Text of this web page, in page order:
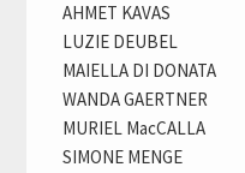
AHMET KAVAS
LUZIE DEUBEL
MAIELLA DI DONATA
WANDA GAERTNER
MURIEL MacCALLA
SIMONE MENGE